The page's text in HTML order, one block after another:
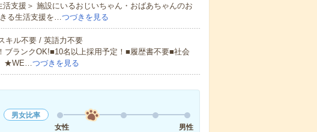
支援＞ 施設にいるおじいちゃん・おばあちゃんのお
る生活支援を…つづきを見る
キル不要 / 英語力不要
ランクOK!■10名以上採用予定！■履歴書不要■社会
★WE…つづきを見る
男女比率
女性
男性